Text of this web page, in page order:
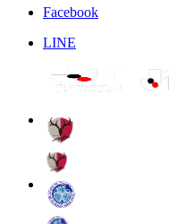
Facebook
LINE